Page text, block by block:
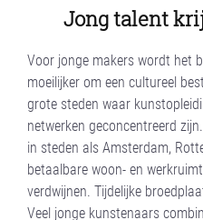
Jong talent
Voor jonge makers wordt het
moeilijker om een cultureel
grote steden waar
netwerken geconcentreerd
in steden als Amsterdam,
betaalbare woon- en
verdwijnen. Tijdelijke
Veel jonge kunstenaars